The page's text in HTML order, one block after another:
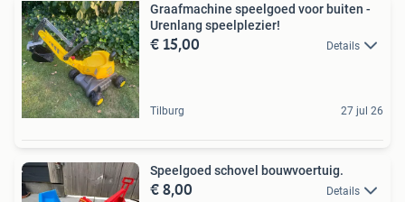
Graafmachine speelgoed voor buiten -
Urenlang speelplezier!
€ 15,00 Details
Tilburg 27 jul 26
Speelgoed schovel bouwvoertuig.
€ 8,00 Details